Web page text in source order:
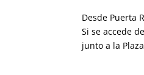
Desde Puerta
Si se accede
junto a la